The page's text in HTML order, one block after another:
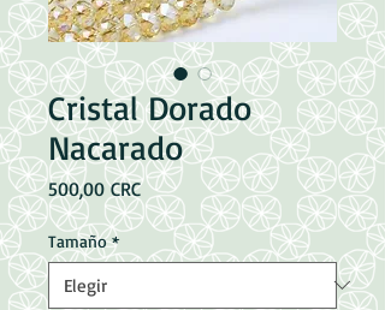
Cristal Dorado
Nacarado
500,00 CRCPrecio
Tamaño *